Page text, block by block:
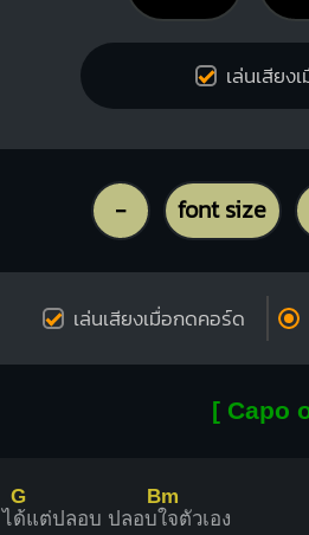
เล่นเสียง
- font size
เล่นเสียงเมื่อกดคอร์ด
[ Capo
ไ
G
ด้แต่ปลอบ ปลอบ
Bm
ใจตัวเอง